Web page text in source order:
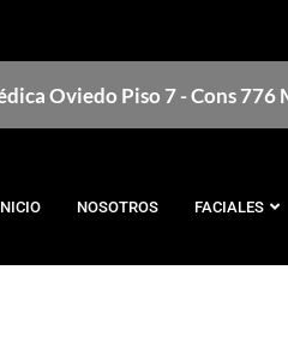
Oviedo Piso 7 - Cons
NOSOTROS FACIALES